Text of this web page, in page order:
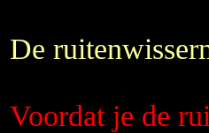
De
Voordat je de